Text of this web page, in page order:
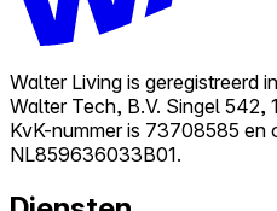
Walter Living is geregistreerd
Walter Tech, B.V. Singel 542,
KvK-nummer is 73708585 en
NL859636033B01.